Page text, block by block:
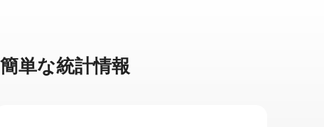
単⁠な統⁠計⁠情⁠報